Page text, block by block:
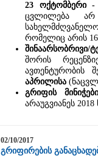
23 ოქტომბერი -
ცვლილება არ
რომელიც არის
შინაარსობრივი/
შორის
ავთენტურობის
აპრილისა
გრიფის
არაუგვიანეს
02/10/2017
გრიფირების